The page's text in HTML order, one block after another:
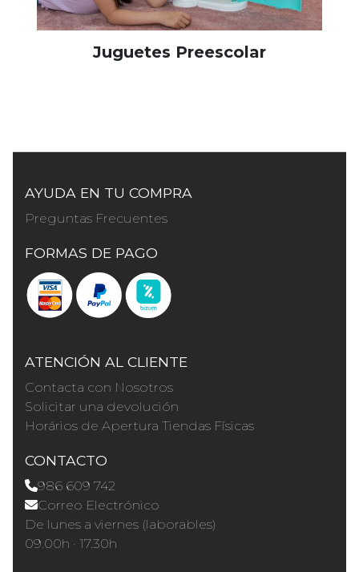
Juguetes Preescolar
AYUDA EN TU COMPRA
Preguntas Frecuentes
FORMAS DE PAGO
ATENCIÓN AL CLIENTE
Contacta con Nosotros
Solicitar una devolución
Horários de Apertura Tiendas Físicas
CONTACTO
986 609 742
Correo Electrónico
De lunes a viernes (laborables)
09.00h · 17.30h